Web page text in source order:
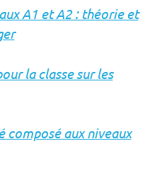
A1 et A2 : théorie et
la classe sur les
composé aux niveaux